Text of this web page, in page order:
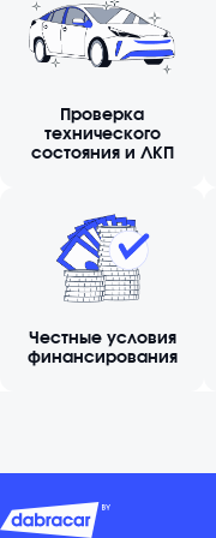
Проверка
технического
состояния и ЛКП
Честные условия
финансирования